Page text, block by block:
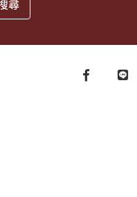
Facebook
line